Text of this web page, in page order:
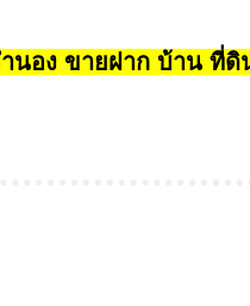
นอง ขายฝาก บ้าน ที่ดิ